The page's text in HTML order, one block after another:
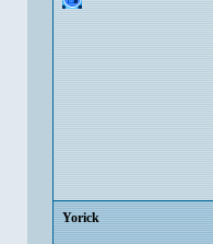
Yorick